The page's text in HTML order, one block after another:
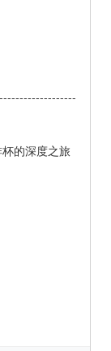
的深度之旅